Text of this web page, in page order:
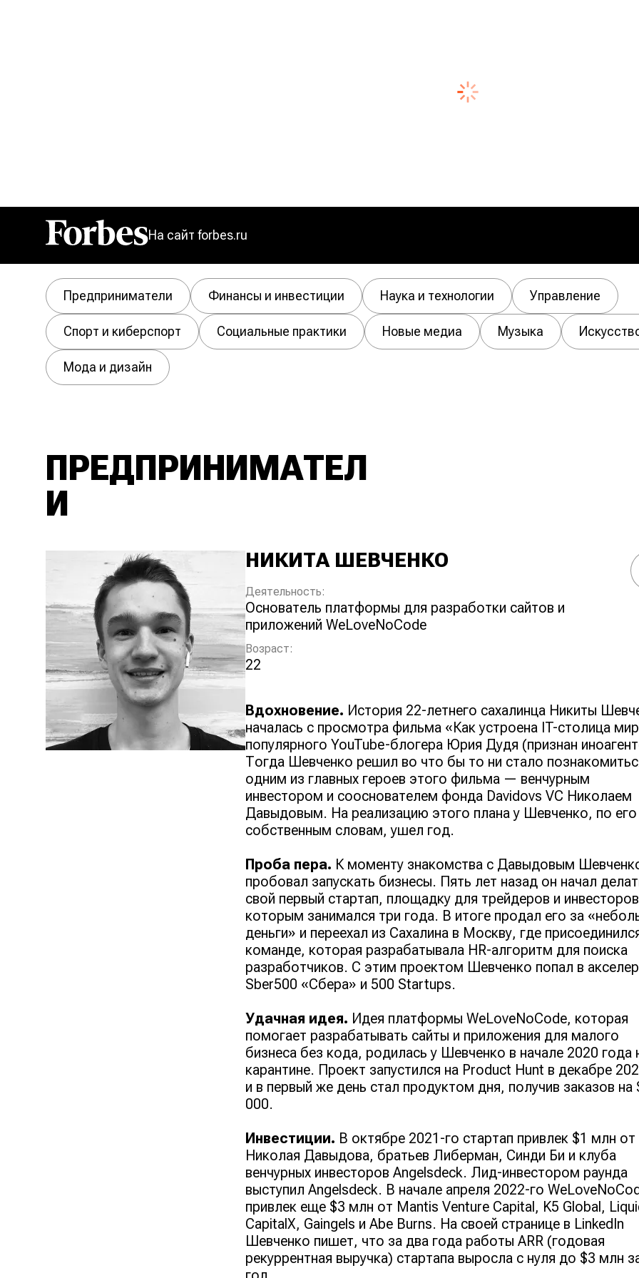
На сайт forbes.ru
Предприниматели Финансы и инвестиции Наука и технологии Управление
Спорт и киберспорт Социальные практики Новые медиа Музыка
Мода и дизайн
ПРЕДПРИНИМАТЕЛ
И
НИКИТА ШЕВЧЕНКО
Деятельность:
основатель платформы для разработки сайтов и
приложений WeLoveNoCode
Возраст:
22
Вдохновение. История 22-летнего сахалинца Никиты
началась с просмотра фильма «Как устроена IT-столица
популярного YouTube-блогера Юрия Дудя (признан
Тогда Шевченко решил во что бы то ни стало
одним из главных героев этого фильма — венчурным
инвестором и сооснователем фонда Davidovs VC Николаем
Давыдовым. На реализацию этого плана у Шевченко, по его
собственным словам, ушел год.
Проба пера. К моменту знакомства с Давыдовым
пробовал запускать бизнесы. Пять лет назад он начал
свой первый стартап, площадку для трейдеров и
которым занимался три года. В итоге продал его за
деньги» и переехал из Сахалина в Москву, где
команде, которая разрабатывала ​​HR-алгоритм для поиска
разработчиков. С этим проектом Шевченко попал в
Sber500 «Сбера» и 500 Startups.
Удачная идея. Идея платформы WeLoveNoCode, которая
помогает разрабатывать сайты и приложения для малого
бизнеса без кода, родилась у Шевченко в начале 2020 года
карантине. Проект запустился на Product Hunt в декабре
и в первый же день стал продуктом дня, получив заказов на
000.
Инвестиции. В октябре 2021-го стартап привлек $1 млн от
Николая Давыдова, братьев Либерман, Синди Би и клуба
венчурных инвесторов Angelsdeck. Лид-инвестором раунда
выступил Angelsdeck. В начале апреля 2022-го
привлек еще $3 млн от Mantis Venture Capital, K5 Global,
CapitalX, Gaingels и Abe Burns. На своей странице в LinkedIn
Шевченко пишет, что за два года работы ARR (годовая
рекуррентная выручка) стартапа выросла с нуля до $3 млн